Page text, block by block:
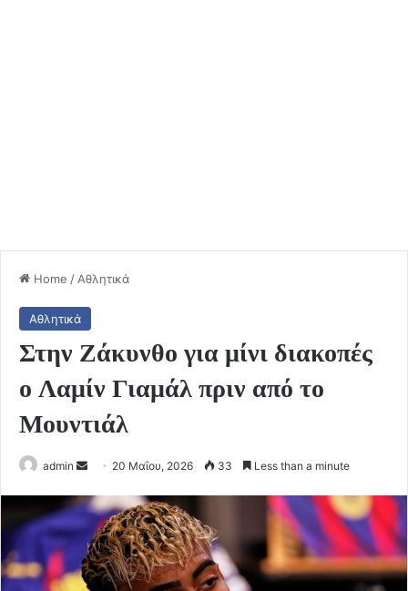
Home / Αθλητικά
Αθλητικά
Στην Ζάκυνθο για μίνι διακοπές
ο Λαμίν Γιαμάλ πριν από το
Μουντιάλ
admin
Send
email
20 Μαΐου, 2026 33 Less than a minute